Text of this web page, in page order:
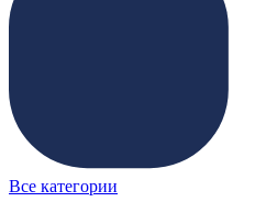
Все категории